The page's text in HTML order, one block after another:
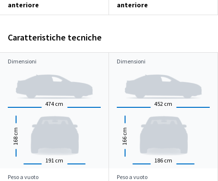
anteriore anteriore
Caratteristiche tecniche
Dimensioni
474 cm
191 cm
168
cm
Dimensioni
452 cm
186 cm
166
cm
Peso a vuoto Peso a vuoto